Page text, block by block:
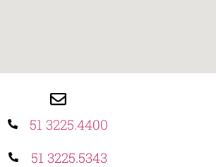
51 3225.4400
51 3225.5343